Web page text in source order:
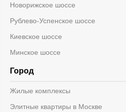
Новорижское шоссе
Рублево-Успенское шоссе
Киевское шоссе
Минское шоссе
Город
Жилые комплексы
Элитные квартиры в Москве